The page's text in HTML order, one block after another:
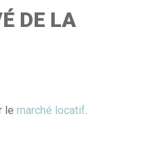
DE LA
le marché locatif.